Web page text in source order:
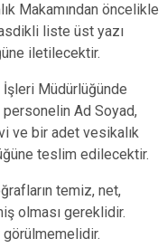
Makamından öncelikle
liste üst yazı
iletilecektir.
İşleri Müdürlüğünde
Ad Soyad,
ve bir adet vesikalık
teslim edilecektir.
temiz, net,
olması gereklidir.